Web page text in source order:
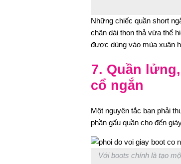
Những chiếc quần short
chân dài thon thả vừa thể
được dùng vào mùa xuân
7. Quần
cổ ngắn
Một nguyên tắc bạn phải
phần gấu quần cho đến
Với boots chính là tạo